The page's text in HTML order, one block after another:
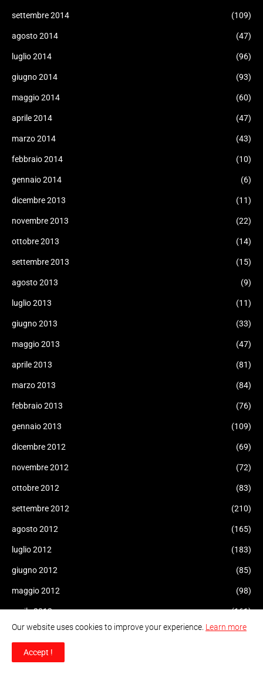
settembre 2014 (109)
agosto 2014 (47)
luglio 2014 (96)
giugno 2014 (93)
maggio 2014 (60)
aprile 2014 (47)
marzo 2014 (43)
febbraio 2014 (10)
gennaio 2014 (6)
dicembre 2013 (11)
novembre 2013 (22)
ottobre 2013 (14)
settembre 2013 (15)
agosto 2013 (9)
luglio 2013 (11)
giugno 2013 (33)
maggio 2013 (47)
aprile 2013 (81)
marzo 2013 (84)
febbraio 2013 (76)
gennaio 2013 (109)
dicembre 2012 (69)
novembre 2012 (72)
ottobre 2012 (83)
settembre 2012 (210)
agosto 2012 (165)
luglio 2012 (183)
giugno 2012 (85)
maggio 2012 (98)
aprile 2012 (161)
marzo 2012 (101)
febbraio 2012
Our website uses cookies to improve your experience. Learn more
Accept !